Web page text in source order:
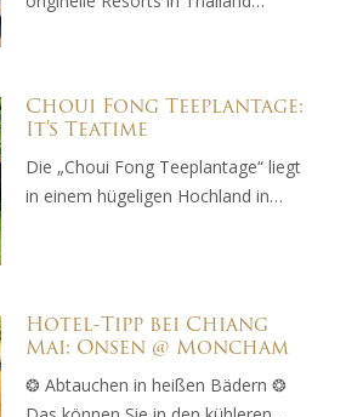
Choui Fong Teeplantage:
It’s Teatime
Die „Choui Fong Teeplantage“ liegt
in einem hügeligen Hochland in…
Hotel-Tipp bei Chiang
Mai: Onsen @ Moncham
❂ Abtauchen in heißen Bädern ❂